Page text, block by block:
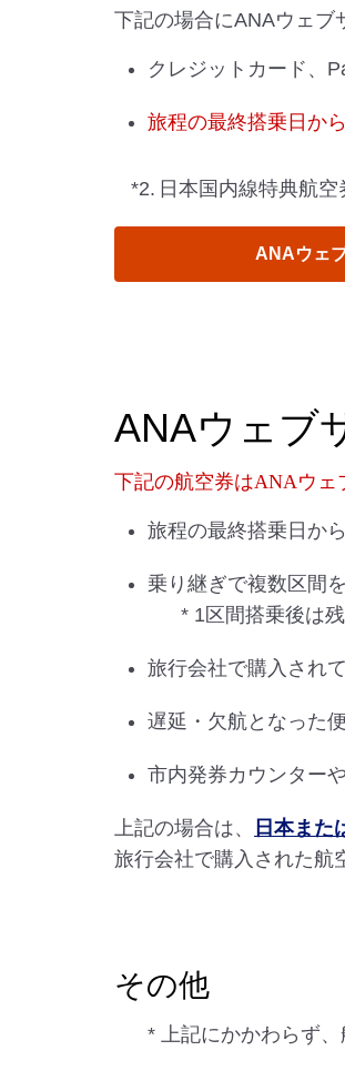
下記の場合にANAウェブ
クレジットカード、
旅程の最終搭乗日か
*2. 日本国内線特典航
ANAウェ
ANAウェブ
下記の航空券はANAウェ
旅程の最終搭乗日か
乗り継ぎで複数区間
* 1区間搭乗後は
旅行会社で購入され
遅延・欠航となった
市内発券カウンター
上記の場合は、 日本また
旅行会社で購入された航
その他
* 上記にかかわらず